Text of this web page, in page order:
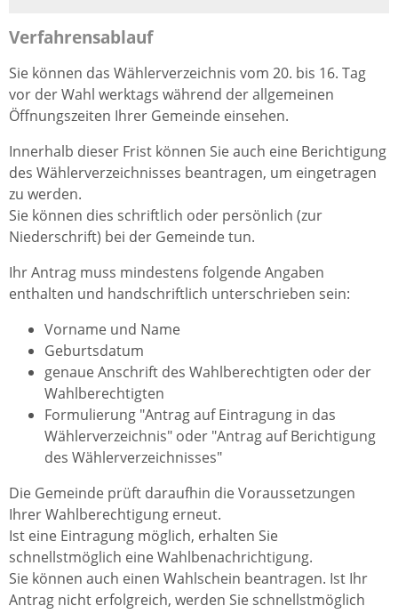
Verfahrensablauf
Sie können das Wählerverzeichnis vom 20. bis 16. Tag
vor der Wahl werktags während der allgemeinen
Öffnungszeiten Ihrer Gemeinde einsehen.
Innerhalb dieser Frist können Sie auch eine Berichtigung
des Wählerverzeichnisses beantragen, um eingetragen
zu werden.
Sie können dies schriftlich oder persönlich (zur
Niederschrift) bei der Gemeinde tun.
Ihr Antrag muss mindestens folgende Angaben
enthalten und handschriftlich unterschrieben sein:
Vorname und Name
Geburtsdatum
genaue Anschrift des Wahlberechtigten oder der
Wahlberechtigten
Formulierung "Antrag auf Eintragung in das
Wählerverzeichnis" oder "Antrag auf Berichtigung
des Wählerverzeichnisses"
Die Gemeinde prüft daraufhin die Voraussetzungen
Ihrer Wahlberechtigung erneut.
Ist eine Eintragung möglich, erhalten Sie
schnellstmöglich eine Wahlbenachrichtigung.
Sie können auch einen Wahlschein beantragen. Ist Ihr
Antrag nicht erfolgreich, werden Sie schnellstmöglich